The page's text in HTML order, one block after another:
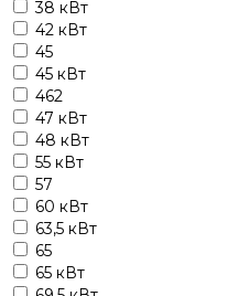
38 кВт
42 кВт
45
45 кВт
462
47 кВт
48 кВт
55 кВт
57
60 кВт
63,5 кВт
65
65 кВт